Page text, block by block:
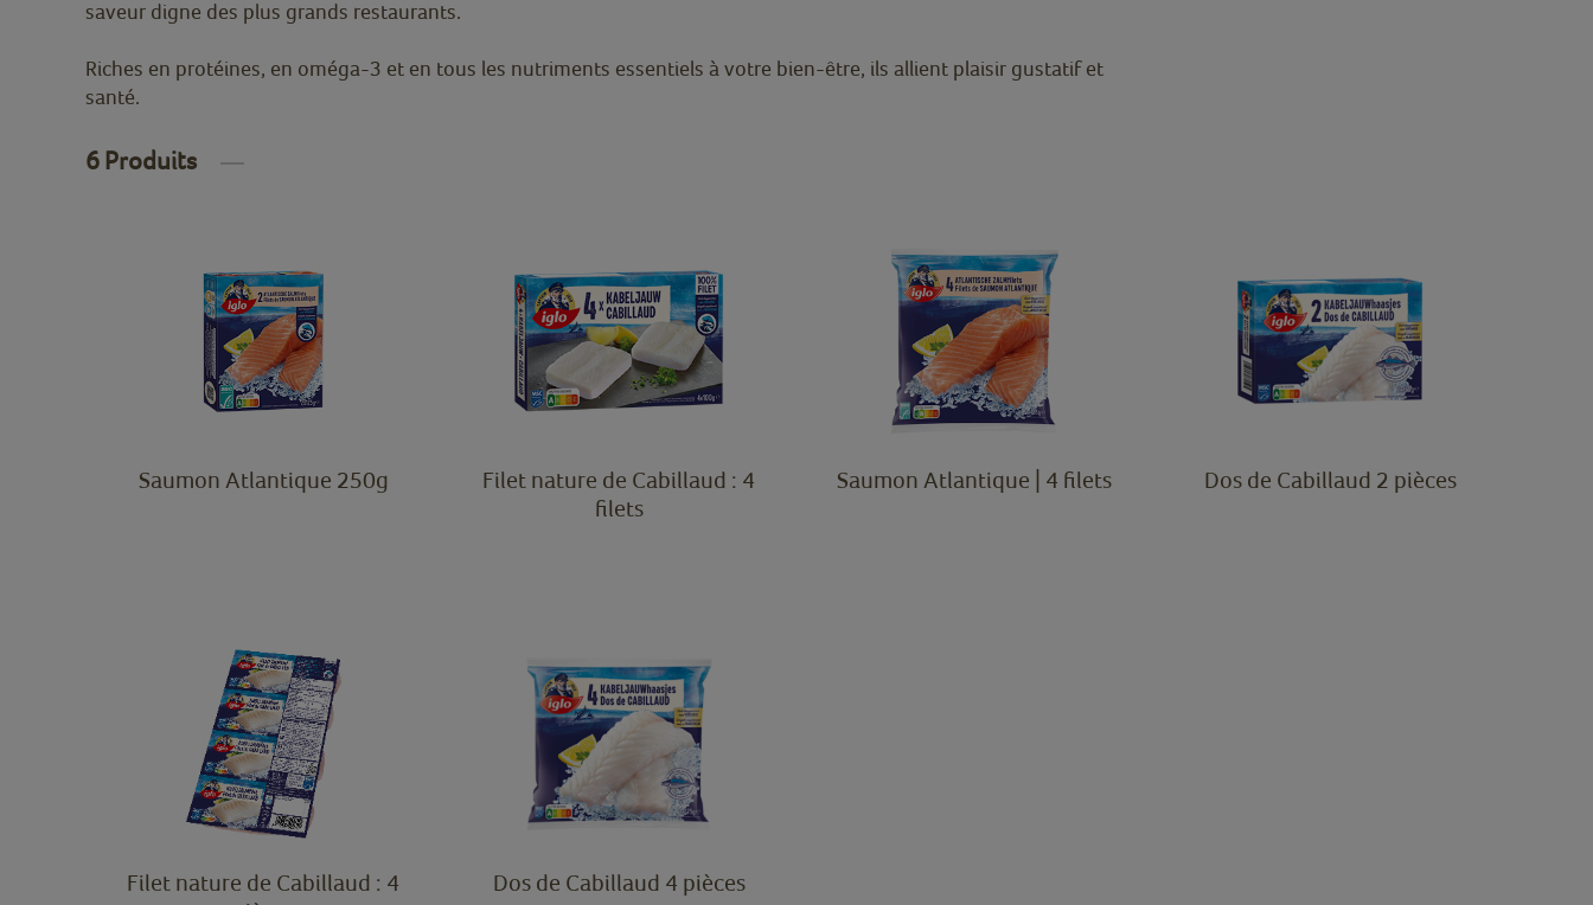
saveur digne des plus grands restaurants.
Riches en protéines, en oméga-3 et en tous les nutriments essentiels à votre bien-être, ils allient plaisir gustatif et
santé.
6 Produits
Saumon Atlantique 250g
Filet nature de Cabillaud : 4
filets
Saumon Atlantique | 4 filets Dos de Cabillaud 2 pièces
Filet nature de Cabillaud : 4
Dos de Cabillaud 4 pièces